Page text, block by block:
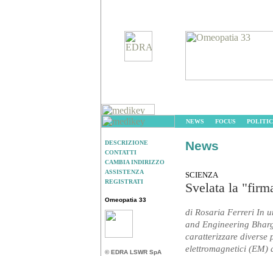
NEWS FOCUS
DESCRIZIONE
CONTATTI
CAMBIA INDIRIZZO
ASSISTENZA
REGISTRATI
Omeopatia 33
© EDRA LSWR SpA
News
SCIENZA
Svelata la
di Rosaria Ferreri In
and Engineering
caratterizzare diverse
elettromagnetici (EM)